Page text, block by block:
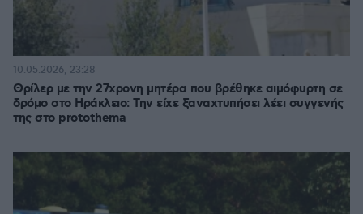
Θρίλερ με την 27χρονη μητέρα που βρέθηκε αιμόφυρτη σε
δρόμο στο Ηράκλειο: Την είχε ξαναχτυπήσει λέει συγγενής
της στο protothema
10.05.2026, 23:28